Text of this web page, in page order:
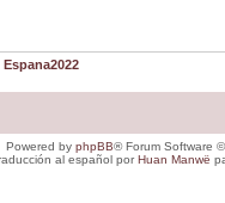
Espana2022
Powered by phpBB® Forum Software
al español porHuan Manwë